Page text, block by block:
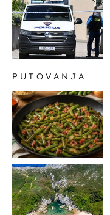
PUTOVANJA